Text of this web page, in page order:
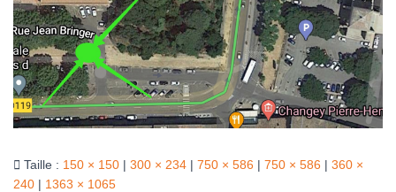
Taille : 150 × 150 | 300 × 234 | 750 × 586 | 750 × 586 | 360 ×
240 | 1363 × 1065